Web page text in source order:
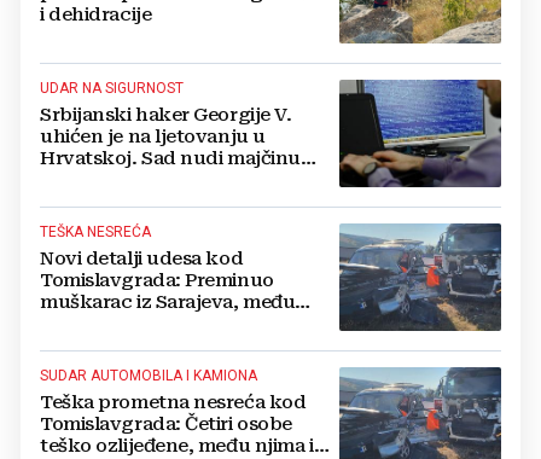
i dehidracije
UDAR NA SIGURNOST
Srbijanski haker Georgije V.
uhićen je na ljetovanju u
Hrvatskoj. Sad nudi majčinu
TEŠKA NESREĆA
Novi detalji udesa kod
Tomislavgrada: Preminuo
muškarac iz Sarajeva, među
SUDAR AUTOMOBILA I KAMIONA
Teška prometna nesreća kod
Tomislavgrada: Četiri osobe
teško ozlijeđene, među njima i